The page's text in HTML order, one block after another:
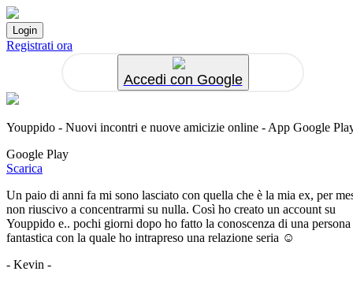
Registrati ora
Accedi con Google
Youppido - Nuovi incontri e nuove amicizie online - App Google
Google Play
Scarica
Un paio di anni fa mi sono lasciato con quella che è la mia ex, per
non riuscivo a concentrarmi su nulla. Così ho creato un account su
Youppido e.. pochi giorni dopo ho fatto la conoscenza di una persona
fantastica con la quale ho intrapreso una relazione seria ☺️
- Kevin -